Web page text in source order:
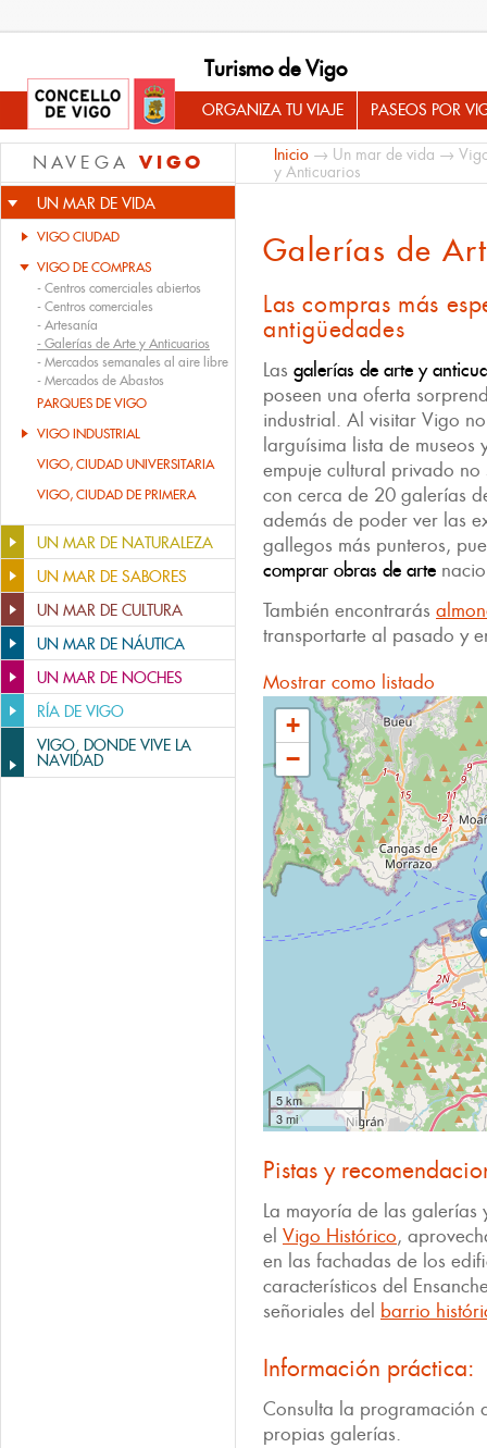
Turismo de Vigo
ORGANIZA TU VIAJE PASEOS POR
NAVEGA VIGO
UN MAR DE VIDA
VIGO CIUDAD
VIGO DE COMPRAS
- Centros comerciales abiertos
- Centros comerciales
- Artesanía
- Galerías de Arte y Anticuarios
- Mercados semanales al aire libre
- Mercados de Abastos
PARQUES DE VIGO
VIGO INDUSTRIAL
VIGO, CIUDAD UNIVERSITARIA
VIGO, CIUDAD DE PRIMERA
UN MAR DE NATURALEZA
UN MAR DE SABORES
UN MAR DE CULTURA
UN MAR DE NÁUTICA
UN MAR DE NOCHES
RÍA DE VIGO
VIGO, DONDE VIVE LA
NAVIDAD
Inicio → Un mar de vida →
y Anticuarios
Galerías de
Las compras más
antigüedades
Las galerías de arte y
poseen una oferta
industrial. Al visitar Vigo
larguísima lista de museos
empuje cultural privado
con cerca de 20 galerías
además de poder ver las
gallegos más punteros,
comprar obras de arte
También encontrarás
transportarte al pasado y
Mostrar como listado
+
−
5 km
3 mi
Pistas y
La mayoría de las galerías
el Vigo Histórico,
en las fachadas de los
característicos del
señoriales del barrio
Información práctica:
Consulta la programación
propias galerías.